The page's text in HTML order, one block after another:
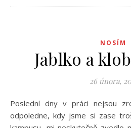
NOSÍM
Jablko a
26 února,
Poslední dny v práci nejsou zrovna veselé, ale úterní
odpoledne, kdy jsme si zase